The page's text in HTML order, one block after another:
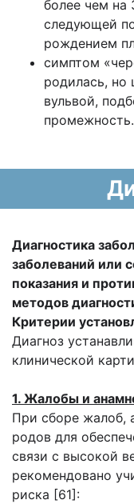
более чем на
следующей
рождением
симптом
родилась, но
вульвой,
промежность.
Диагностика
заболеваний или
показания и
методов
Критерии
Диагноз
клинической
1. Жалобы и
При сборе жалоб,
родов для
связи с высокой
рекомендовано
риска [61]: